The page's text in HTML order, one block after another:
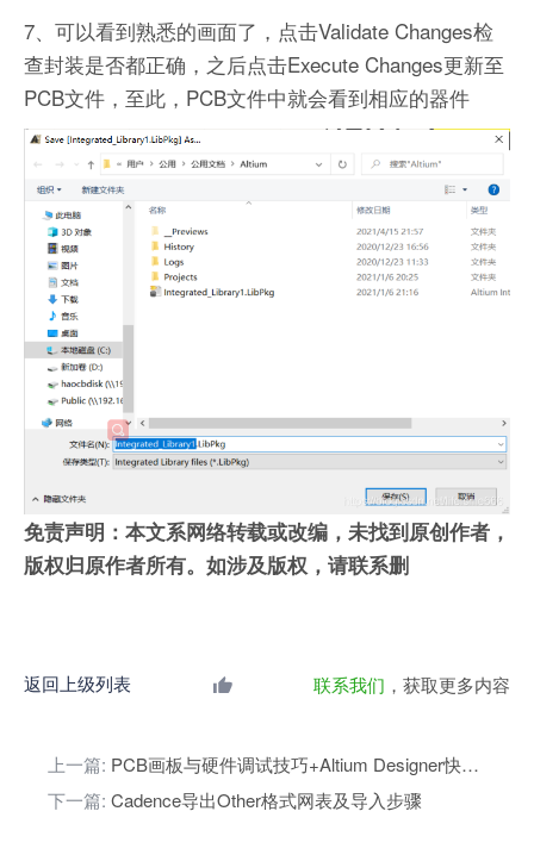
7、可以看到熟悉的画面了，点击Validate Changes检
查封装是否都正确，之后点击Execute Changes更新至
PCB文件，至此，PCB文件中就会看到相应的器件
免责声明：本文系网络转载或改编，未找到原创作者，
版权归原作者所有。如涉及版权，请联系删
返回上级列表 联系我们 ，获取更多内容
上一篇:
PCB画板与硬件调试技巧+Altium Designer快捷键小贴士
下一篇: Cadence导出Other格式网表及导入步骤